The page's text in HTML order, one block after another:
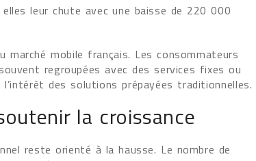
leur chute avec une baisse de 220 000
mobile français. Les consommateurs
regroupées avec des services fixes ou
des solutions prépayées traditionnelles.
la croissance
reste orienté à la hausse. Le nombre de